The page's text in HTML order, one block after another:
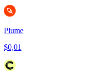
Plume
$0,01